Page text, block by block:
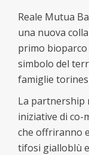
Reale Mutua
una nuova
primo bioparco
simbolo del
famiglie
La partnership
iniziative di
che offriranno
tifosi gialloblù